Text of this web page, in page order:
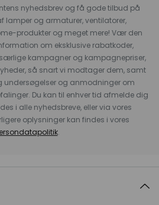
nyhedsbrev og få gode tilbud på
lamper og armaturer, ventilatorer,
produkter og meget mere! Vær den
om eksklusive rabatkoder,
kampagner og kampagnepriser,
så snart vi modtager dem, samt
undersøgelser og anmodninger om
Du kan til enhver tid afmelde dig
i alle nyhedsbreve, eller via vores
oplysninger kan findes i vores
.